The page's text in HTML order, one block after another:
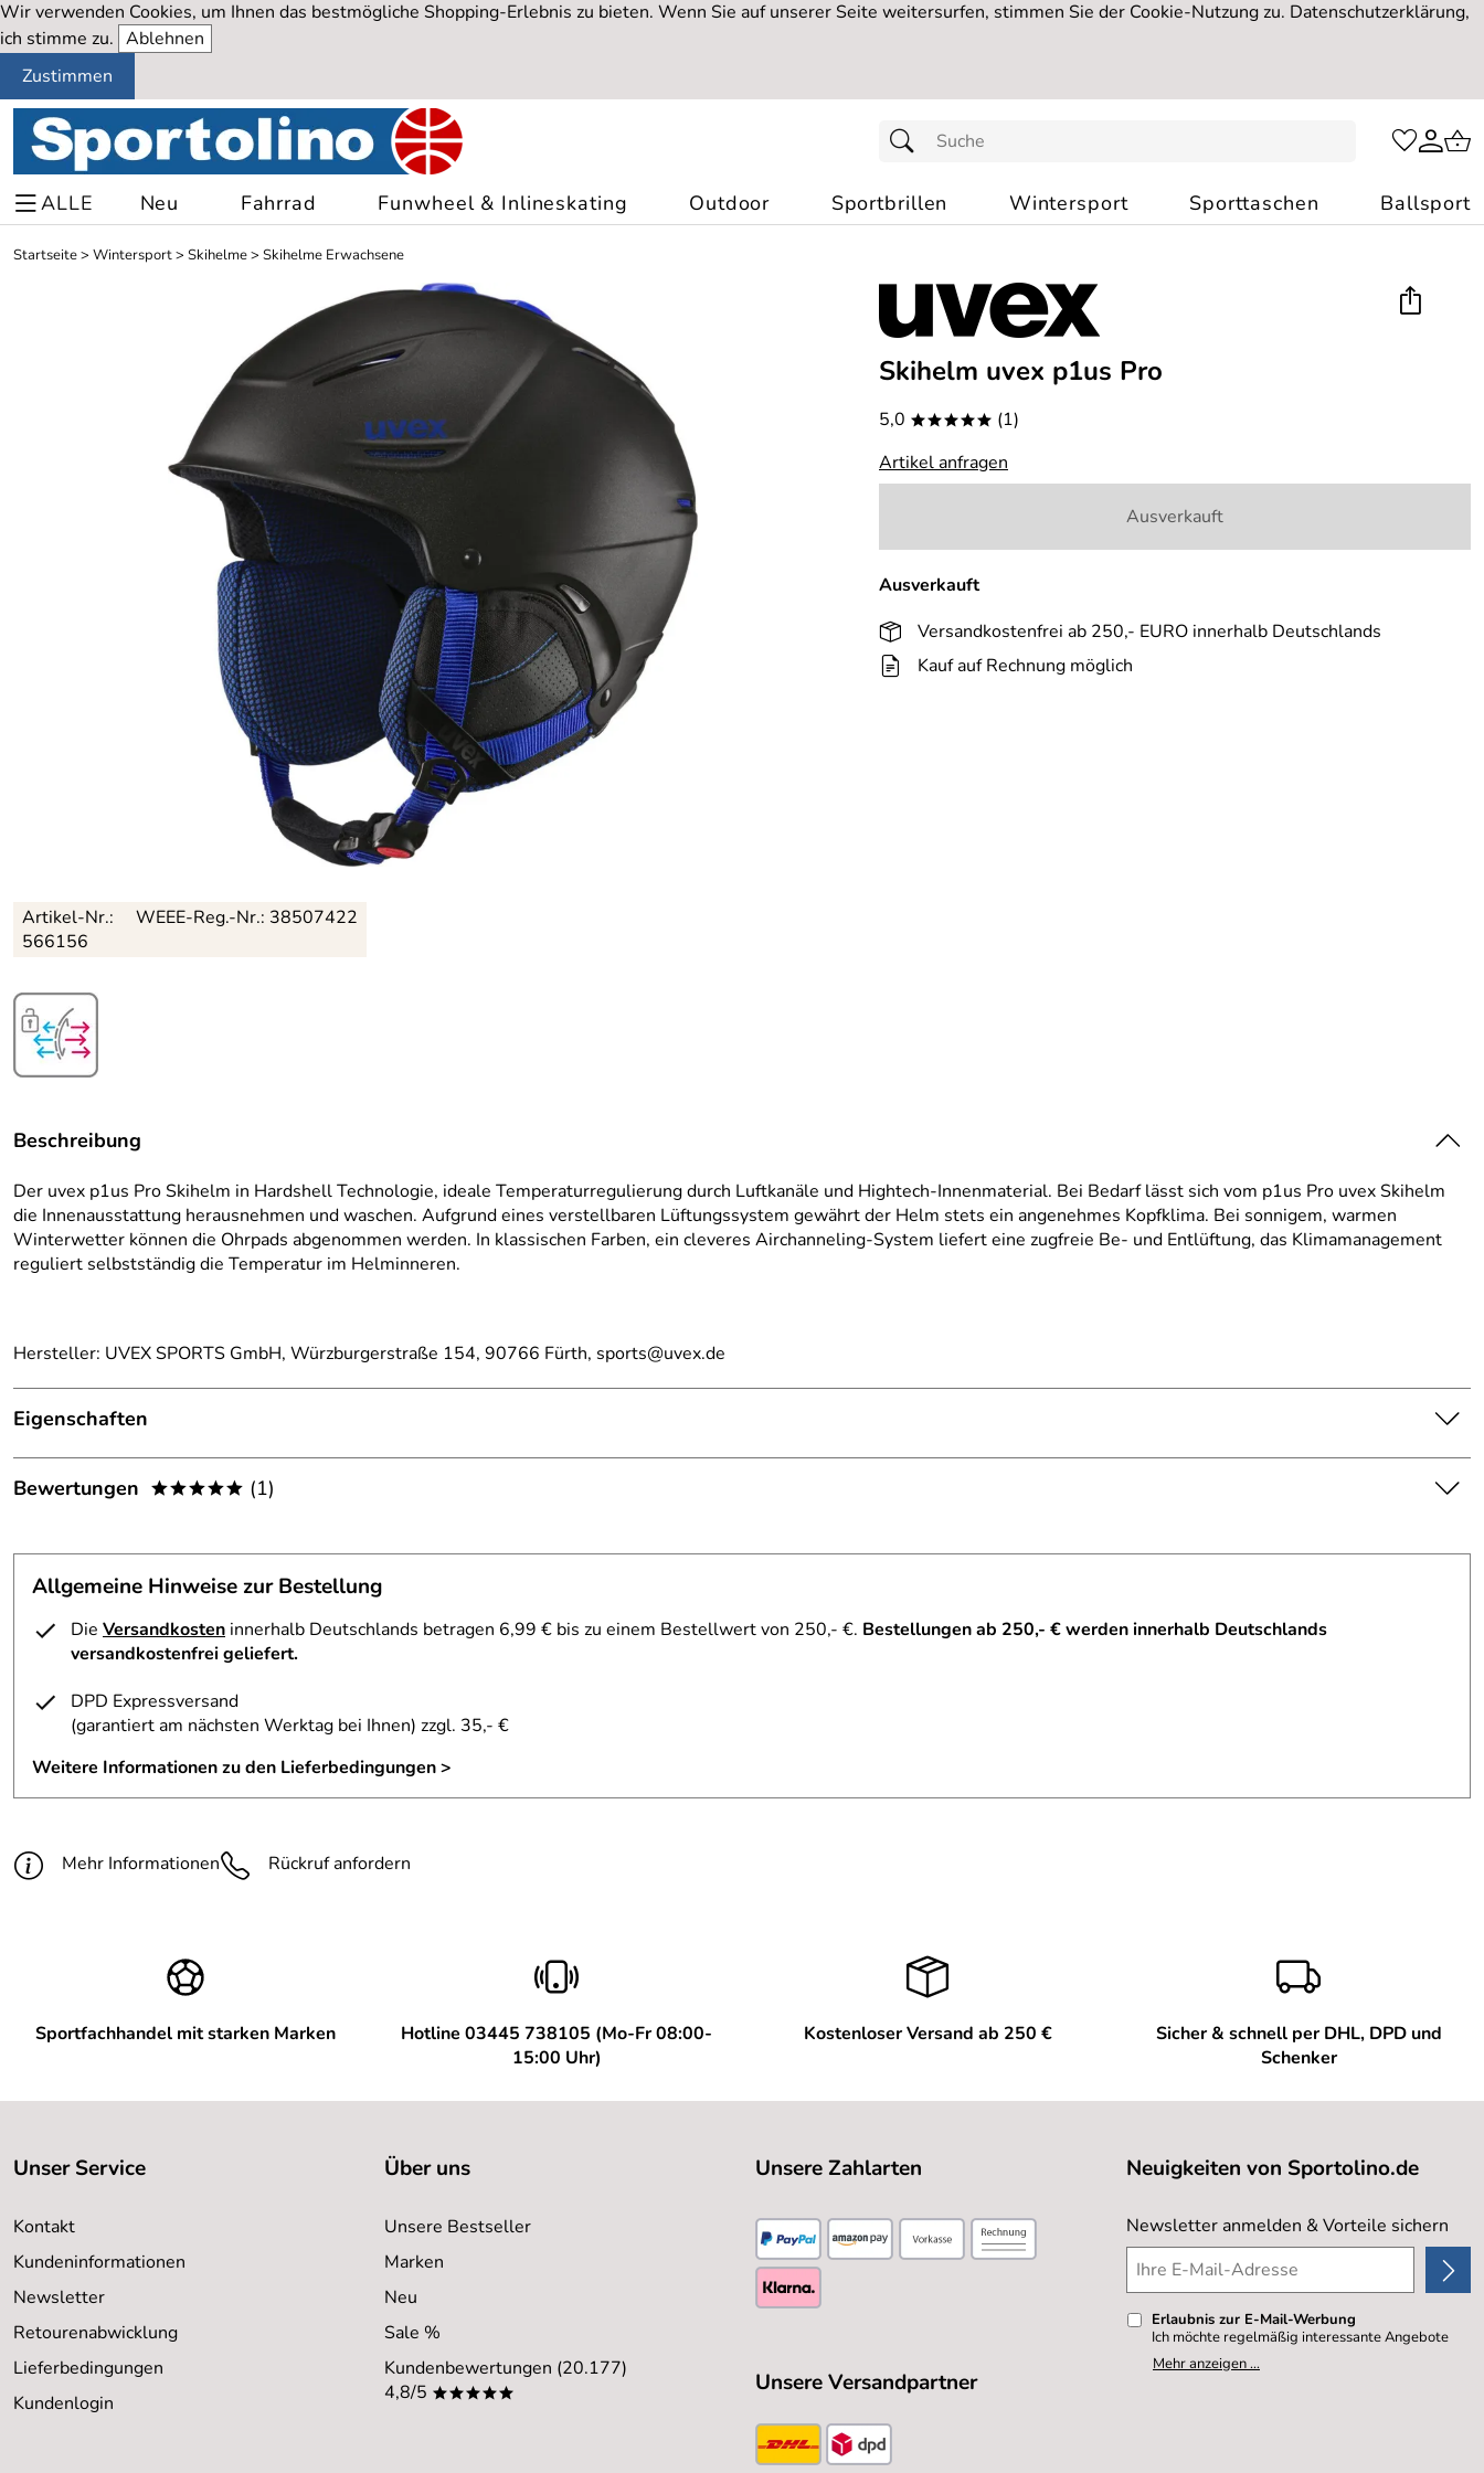
Wir verwenden Cookies, um Ihnen das bestmögliche Shopping-Erlebnis zu bieten. Wenn Sie auf unserer Seite weitersurfen, stimmen Sie der Cookie-Nutzung zu. Datenschutzerklärung,
ich stimme zu. Ablehnen
Zustimmen
ALLE Neu Fahrrad Funwheel & Inlineskating Outdoor Sportbrillen Wintersport Sporttaschen Ballsport
Startseite> Wintersport> Skihelme> Skihelme Erwachsene
Skihelm uvex p1us Pro
5,0 ***** (1)
Artikel anfragen
Ausverkauft
Ausverkauft
Versandkostenfrei ab 250,- EURO innerhalb Deutschlands
Kauf auf Rechnung möglich
Artikel-Nr.:
566156
WEEE-Reg.-Nr.: 38507422
Beschreibung
Der uvex p1us Pro Skihelm in Hardshell Technologie, ideale Temperaturregulierung durch Luftkanäle und Hightech-Innenmaterial. Bei Bedarf lässt sich vom p1us Pro uvex Skihelm
die Innenausstattung herausnehmen und waschen. Aufgrund eines verstellbaren Lüftungssystem gewährt der Helm stets ein angenehmes Kopfklima. Bei sonnigem, warmen
Winterwetter können die Ohrpads abgenommen werden. In klassischen Farben, ein cleveres Airchanneling-System liefert eine zugfreie Be- und Entlüftung, das Klimamanagement
reguliert selbstständig die Temperatur im Helminneren.
Hersteller: UVEX SPORTS GmbH, Würzburgerstraße 154, 90766 Fürth, sports@uvex.de
Eigenschaften
Ausstattung
Belüftung:
Belüftungsöffnungen verstellbar
Innenfutter:
herausnehmbar
Ohrpads:
abnehmbar
Skibrillenbandhalterung:
vorhanden
Technologie:
Verschluss:
Monomatic Verschluss
Bewertungen ***** (1)
Völk
Verifizierte Bewertung
Bewertungsdatum: 29.01.2019
Allgemeine Hinweise zur Bestellung
Die Versandkosten innerhalb Deutschlands betragen 6,99 € bis zu einem Bestellwert von 250,- €. Bestellungen ab 250,- € werden innerhalb Deutschlands
versandkostenfrei geliefert.
DPD Expressversand
(garantiert am nächsten Werktag bei Ihnen) zzgl. 35,- €
Weitere Informationen zu den Lieferbedingungen >
Mehr Informationen Rückruf anfordern
Sportfachhandel mit starken Marken
Hotline 03445 738105 (Mo-Fr 08:00-
15:00 Uhr)
Kostenloser Versand ab 250 €
Sicher & schnell per DHL, DPD und
Schenker
Unser Service
Kontakt
Kundeninformationen
Newsletter
Retourenabwicklung
Lieferbedingungen
Kundenlogin
Über uns
Unsere Bestseller
Marken
Neu
Sale %
Kundenbewertungen (20.177)
4,8/5 *****
Unsere Zahlarten
Unsere Versandpartner
Neuigkeiten von Sportolino.de
Newsletter anmelden & Vorteile sichern
Erlaubnis zur E-Mail-Werbung
Ich möchte regelmäßig interessante Angebote
per E-Mail erhalten. Meine E-Mail-Adresse wird
nicht an andere Unternehmen weitergegeben. Zu
Mehr anzeigen ...